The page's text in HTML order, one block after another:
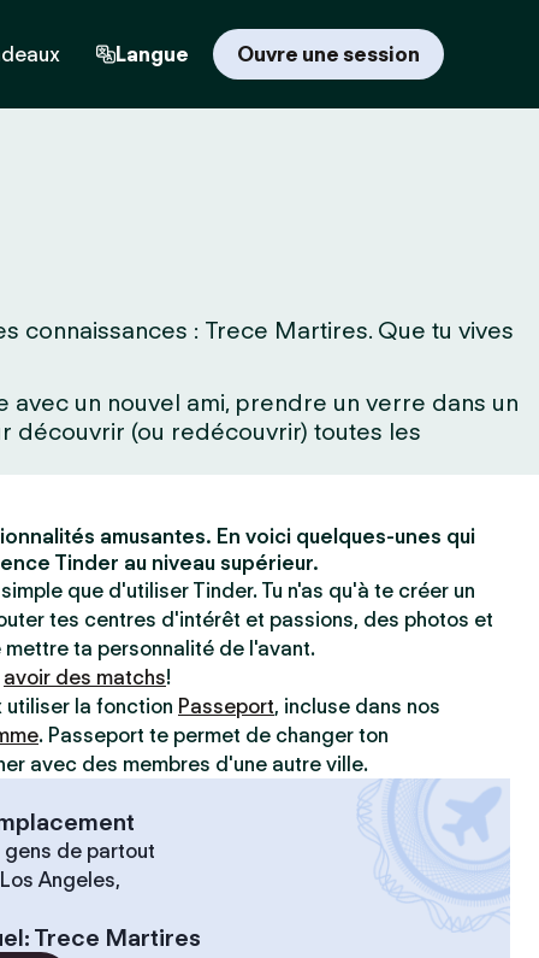
Langue Ouvre une session
connaissances : Trece Martires. Que tu vives
un nouvel ami, prendre un verre dans un
découvrir (ou redécouvrir) toutes les
amusantes. En voici quelques-unes qui
Tinder au niveau supérieur.
que d'utiliser Tinder. Tu n'as qu'à te créer un
tes centres d'intérêt et passions, des photos et
ta personnalité de l'avant.
avoir des matchs!
utiliser la fonction Passeport, incluse dans nos
. Passeport te permet de changer ton
avec des membres d'une autre ville.
de partout
Angeles,
: Trece Martires